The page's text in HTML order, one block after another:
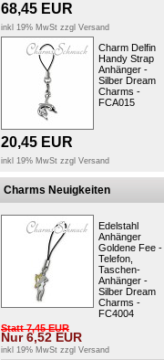
68,45 EUR
inkl 19% MwSt zzgl Versand
Charm Delfin
Handy Strap
Anhänger -
Silber Dream
Charms -
FCA015
20,45 EUR
inkl 19% MwSt zzgl Versand
Charms Neuigkeiten
Edelstahl
Anhänger
Goldene Fee -
Telefon,
Taschen-
Anhänger -
Silber Dream
Charms -
FC4004
Statt7,45EUR
Nur6,52 EUR
inkl 19% MwSt zzgl Versand